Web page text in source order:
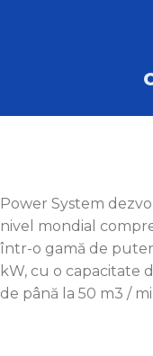
Power System
nivel mondial
într-o gamă de
kW, cu o capacitate
de până la 50 m3 /